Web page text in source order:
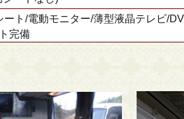
ート/電動モニター/薄型液晶テレビ/
完備